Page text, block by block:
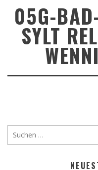
05G-
SYLT